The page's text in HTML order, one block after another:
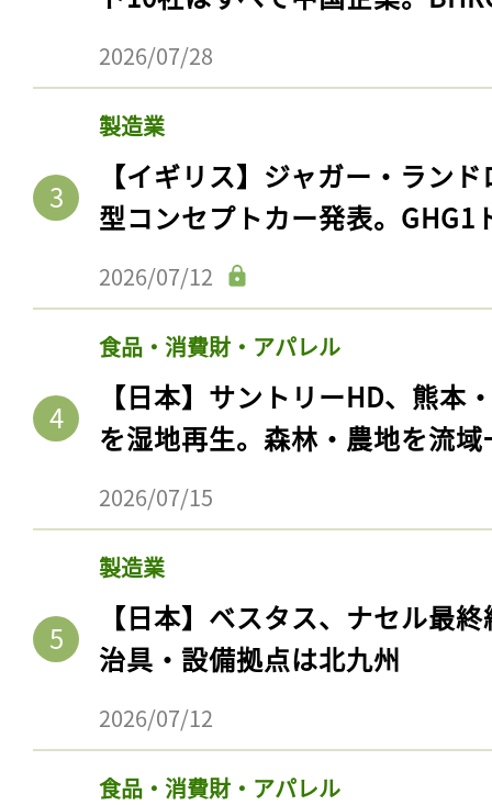
2026/07/28
製造業
【イギリス】ジャガー・ラン
型コンセプトカー発表。GHG1
2026/07/12
食品・消費財・アパレル
【日本】サントリーHD、熊本
を湿地再生。森林・農地を流
2026/07/15
製造業
【日本】ベスタス、ナセル最
治具・設備拠点は北九州
2026/07/12
食品・消費財・アパレル